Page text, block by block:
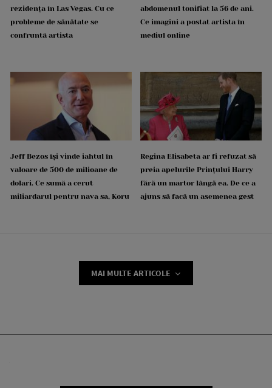
rezidența în Las Vegas. Cu ce
probleme de sănătate se
confruntă artista
abdomenul tonifiat la 56 de ani.
Ce imagini a postat artista în
mediul online
Jeff Bezos își vinde iahtul în
valoare de 500 de milioane de
dolari. Ce sumă a cerut
miliardarul pentru nava sa, Koru
Regina Elisabeta ar fi refuzat să
preia apelurile Prințului Harry
fără un martor lângă ea. De ce a
ajuns să facă un asemenea gest
MAI MULTE ARTICOLE